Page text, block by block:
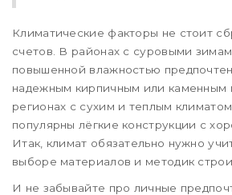
Климатические факторы не стоит
счетов. В районах с суровыми
повышенной влажностью
надежным кирпичным или каменным
регионах с сухим и теплым
популярны лёгкие конструкции с
Итак, климат обязательно нужно
выборе материалов и методик
И не забывайте про личные